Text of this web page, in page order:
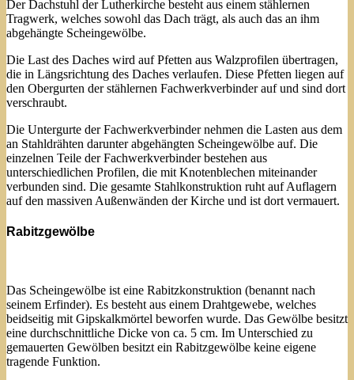
Der Dachstuhl der Lutherkirche besteht aus einem stählernen
Tragwerk, welches sowohl das Dach trägt, als auch das an ihm
abgehängte Scheingewölbe.
Die Last des Daches wird auf Pfetten aus Walzprofilen übertragen,
die in Längsrichtung des Daches verlaufen. Diese Pfetten liegen auf
den Obergurten der stählernen Fachwerkverbinder auf und sind dort
verschraubt.
Die Untergurte der Fachwerkverbinder nehmen die Lasten aus dem
an Stahldrähten darunter abgehängten Scheingewölbe auf. Die
einzelnen Teile der Fachwerkverbinder bestehen aus
unterschiedlichen Profilen, die mit Knotenblechen miteinander
verbunden sind. Die gesamte Stahlkonstruktion ruht auf Auflagern
auf den massiven Außenwänden der Kirche und ist dort vermauert.
Rabitzgewölbe
Das Scheingewölbe ist eine Rabitzkonstruktion (benannt nach
seinem Erfinder). Es besteht aus einem Drahtgewebe, welches
beidseitig mit Gipskalkmörtel beworfen wurde. Das Gewölbe besitzt
eine durchschnittliche Dicke von ca. 5 cm. Im Unterschied zu
gemauerten Gewölben besitzt ein Rabitzgewölbe keine eigene
tragende Funktion.